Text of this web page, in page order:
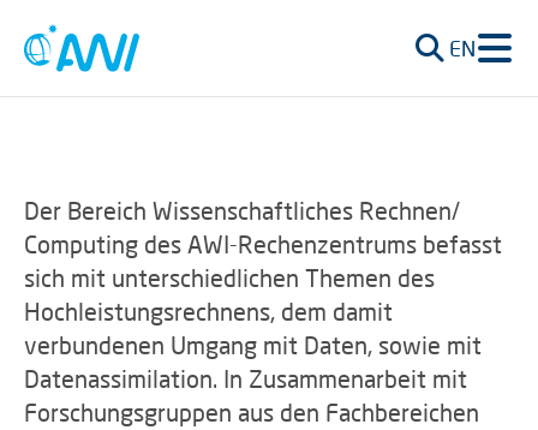
EN
Der Bereich Wissenschaftliches Rechnen/
Computing des AWI-Rechenzentrums befasst
sich mit unterschiedlichen Themen des
Hochleistungsrechnens, dem damit
verbundenen Umgang mit Daten, sowie mit
Datenassimilation. In Zusammenarbeit mit
Forschungsgruppen aus den Fachbereichen